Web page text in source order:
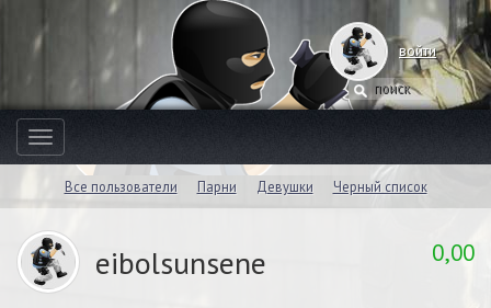
войти
Toggle
navigation
Все пользователи Парни Девушки Черный список
eibolsunsene 0,00